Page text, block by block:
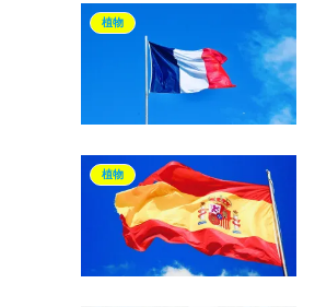
植物
植物